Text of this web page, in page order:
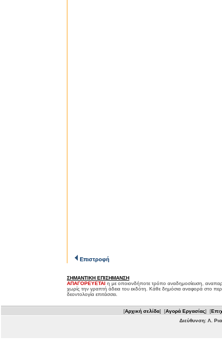
Επιστροφή
ΣΗΜΑΝΤΙΚΗ ΕΠΙΣΗΜΑΝΣΗ
ΑΠΑΓΟΡΕΥΕΤΑΙ η με οποιονδήποτε τρόπο αναδημοσίευση,
χωρίς την γραπτή άδεια του εκδότη. Κάθε δημόσια αναφορά στο
δεοντολογία επιτάσσει.
[Αρχική σελίδα] [Αγορά Εργασίας] [
Διεύθυνση: Λ.